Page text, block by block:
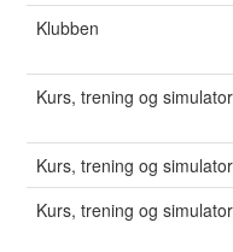
Klubben
Kurs, trening og simulator
Kurs, trening og simulator
Kurs, trening og simulator